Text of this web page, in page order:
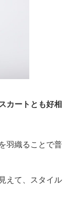
カートとも好相
羽織ることで普
えて、スタイル